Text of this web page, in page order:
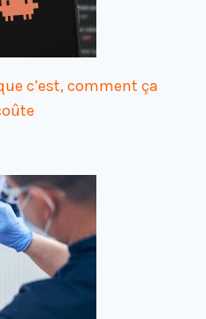
c’est, comment ça